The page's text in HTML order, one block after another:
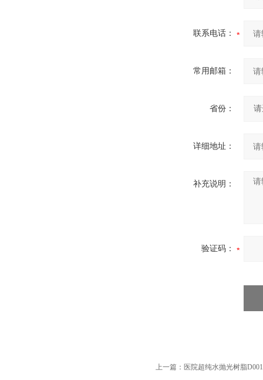
联系电话：
常用邮箱：
省份：
详细地址：
补充说明：
验证码：
上一篇： 医院超纯水抛光树脂